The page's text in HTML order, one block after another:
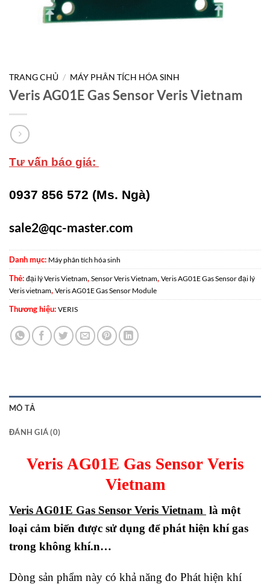
TRANG CHỦ / MÁY PHÂN TÍCH HÓA SINH
Veris AG01E Gas Sensor Veris Vietnam
Tư vấn báo giá:
0937 856 572 (Ms. Ngà)
sale2@qc-master.com
Danh mục: Máy phân tích hóa sinh
Thẻ: đại lý Veris Vietnam, Sensor Veris Vietnam, Veris AG01E Gas Sensor đại lý
Veris vietnam, Veris AG01E Gas Sensor Module
Thương hiệu: VERIS
MÔ TẢ
ĐÁNH GIÁ (0)
Veris AG01E Gas Sensor Veris
Vietnam
Veris AG01E Gas Sensor Veris Vietnam là một
loại cảm biến được sử dụng để phát hiện khí gas
trong không khí.n…
Dòng sản phẩm này có khả năng đo Phát hiện khí